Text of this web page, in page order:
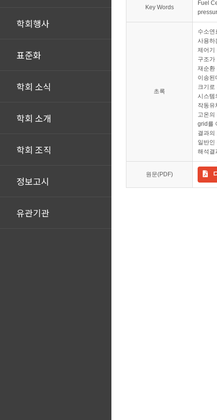
학회행사
표준화
학회 소식
학회 소개
학회 조직
정보고시
유관기관
Key Words
Fuel
초록
수소연
사용하
제어기
구조가
재순환
이송된
크기로
시스템
작동유
고온의
grid를
결과의
일반인
해석결
원문(PDF)